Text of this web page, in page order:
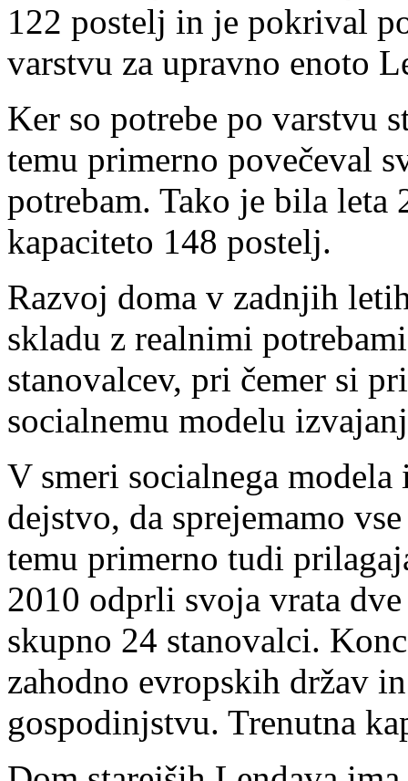
122 postelj in je pokrival
varstvu za upravno enoto
Ker so potrebe po varstvu
temu primerno povečeval
potrebam. Tako je bila leta
kapaciteto 148 postelj.
Razvoj doma v zadnjih
skladu z realnimi
stanovalcev, pri čemer si
socialnemu modelu
V smeri socialnega
dejstvo, da sprejemamo
temu primerno tudi
2010 odprli svoja vrata
skupno 24 stanovalci.
zahodno evropskih držav
gospodinjstvu. Trenutna